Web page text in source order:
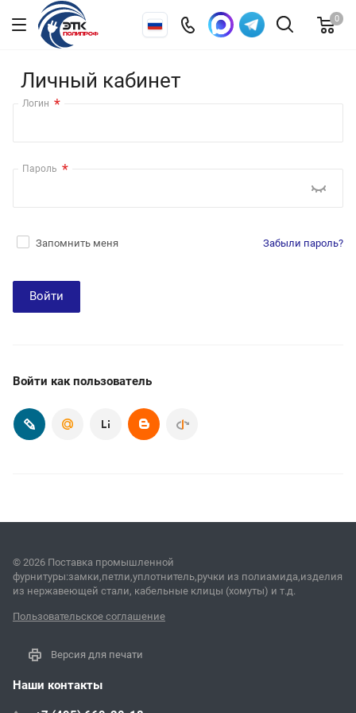
0
Личный кабинет
Логин *
Пароль *
Забыли пароль?
Запомнить меня
Войти
Войти как пользователь
© 2026 Поставка промышленной
фурнитуры:замки,петли,уплотнитель,ручки из полиамида,изделия
из нержавеющей стали, кабельные клицы (хомуты) и т.д.
Пользовательское соглашение
Версия для печати
Наши контакты